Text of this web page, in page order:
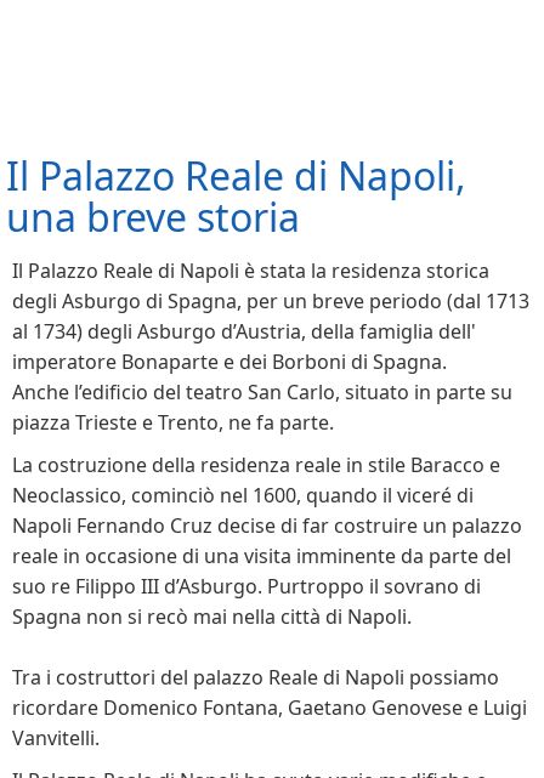
Il Palazzo Reale di Napoli,
una breve storia
Il Palazzo Reale di Napoli è stata la residenza storica
degli Asburgo di Spagna, per un breve periodo (dal 1713
al 1734) degli Asburgo d’Austria, della famiglia dell'
imperatore Bonaparte e dei Borboni di Spagna.
Anche l’edificio del teatro San Carlo, situato in parte su
piazza Trieste e Trento, ne fa parte.
La costruzione della residenza reale in stile Baracco e
Neoclassico, cominciò nel 1600, quando il viceré di
Napoli Fernando Cruz decise di far costruire un palazzo
reale in occasione di una visita imminente da parte del
suo re Filippo III d’Asburgo. Purtroppo il sovrano di
Spagna non si recò mai nella città di Napoli.
Tra i costruttori del palazzo Reale di Napoli possiamo
ricordare Domenico Fontana, Gaetano Genovese e Luigi
Vanvitelli.